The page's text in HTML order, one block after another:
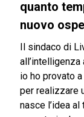
quanto
nuovo
Il sindaco di
io ho provato
per realizzare
nasce l’idea